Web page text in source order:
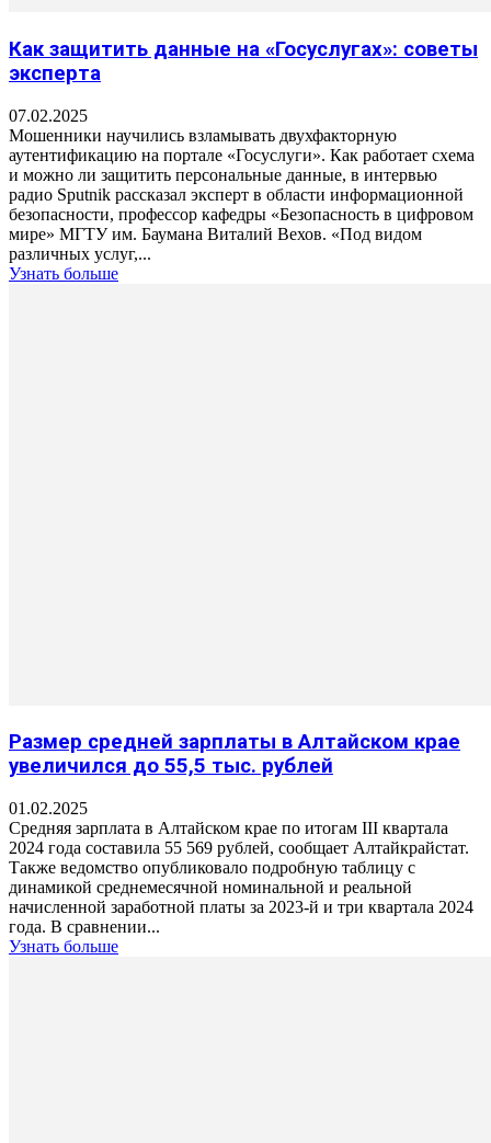
Как защитить данные на «Госуслугах»: советы
эксперта
07.02.2025
Мошенники научились взламывать двухфакторную
аутентификацию на портале «Госуслуги». Как работает схема
и можно ли защитить персональные данные, в интервью
радио Sputnik рассказал эксперт в области информационной
безопасности, профессор кафедры «Безопасность в цифровом
мире» МГТУ им. Баумана Виталий Вехов. «Под видом
различных услуг,...
Узнать больше
Размер средней зарплаты в Алтайском крае
увеличился до 55,5 тыс. рублей
01.02.2025
Средняя зарплата в Алтайском крае по итогам III квартала
2024 года составила 55 569 рублей, сообщает Алтайкрайстат.
Также ведомство опубликовало подробную таблицу с
динамикой среднемесячной номинальной и реальной
начисленной заработной платы за 2023-й и три квартала 2024
года. В сравнении...
Узнать больше